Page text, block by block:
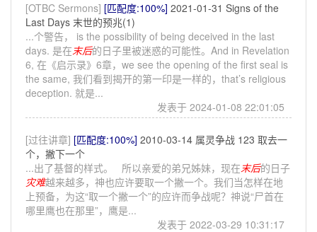
[OTBC Sermons] [匹配度:100%] 2021-01-31 Signs of the
Last Days 末世的预兆(1)
...个警告， is the possibility of being deceived in the last
days. 是在末后的日子里被迷惑的可能性。And in Revelation
6, 在《启示录》6章，we see the opening of the first seal is
the same, 我们看到揭开的第一印是一样的，that’s religious
deception. 就是...
发表于 2024-01-08 22:01:05
[过往讲章] [匹配度:100%] 2010-03-14 属灵争战 123 取去一
个，撇下一个
...出了基督的样式。 所以亲爱的弟兄姊妹，现在末后的日子
灾难越来越多，神也应许要取一个撇一个。我们当怎样在地
上预备，为这“取一个撇一个”的应许而争战呢？神说“尸首在
哪里鹰也在那里”，鹰是...
发表于 2022-03-29 10:31:17